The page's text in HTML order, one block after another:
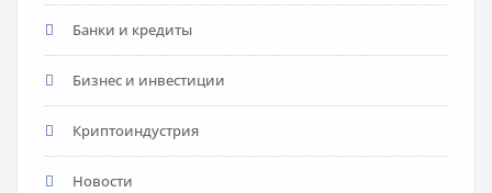
Банки и кредиты
Бизнес и инвестиции
Криптоиндустрия
Новости